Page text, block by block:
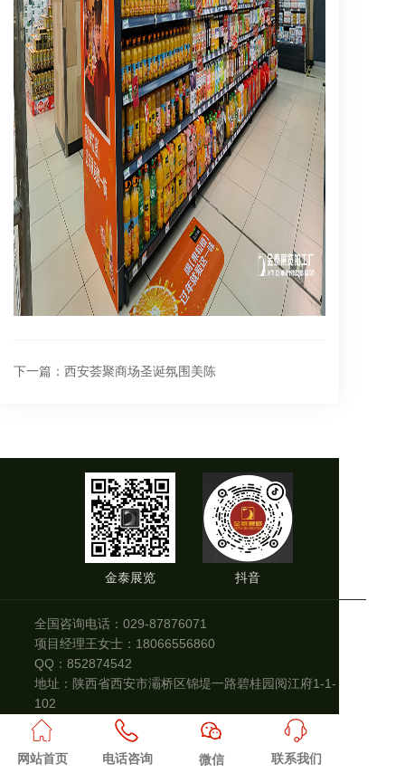
下一篇： 西安荟聚商场圣诞氛围美陈
金泰展览 抖音
全国咨询电话：029-87876071
项目经理王女士：18066556860
QQ：852874542
地址：陕西省西安市灞桥区锦堤一路碧桂园阅江府1-1-
102
西安市浐灞生态区金泰展览品加工厂
公网安备 陕ICP备14003423号-1
网站首页 电话咨询 微信 联系我们